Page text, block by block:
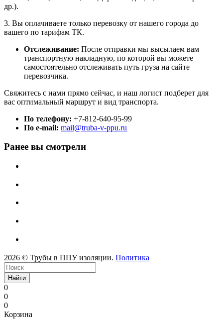
др.).
3. Вы оплачиваете только перевозку от нашего города до
вашего по тарифам ТК.
Отслеживание: После отправки мы высылаем вам
транспортную накладную, по которой вы можете
самостоятельно отслеживать путь груза на сайте
перевозчика.
Свяжитесь с нами прямо сейчас, и наш логист подберет для
вас оптимальный маршрут и вид транспорта.
По телефону: +7-812-640-95-99
По e-mail: mail@truba-v-ppu.ru
Ранее вы смотрели
2026 © Трубы в ППУ изоляции. Политика
Найти
0
0
0
Корзина